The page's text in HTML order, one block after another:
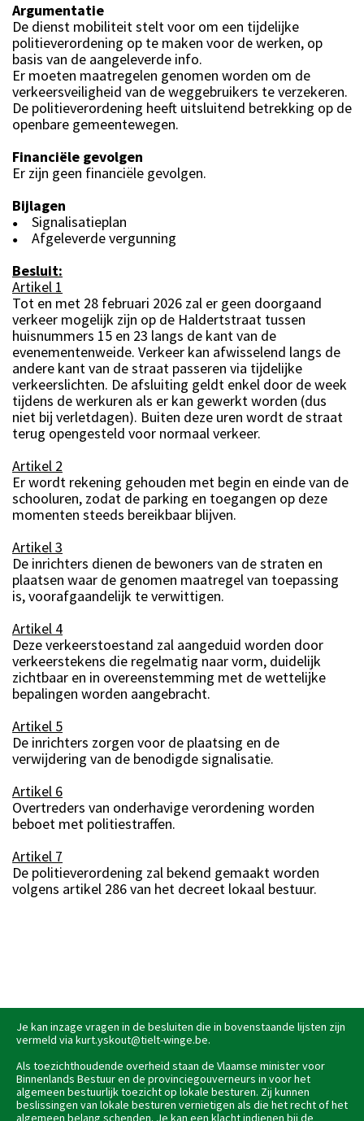
Argumentatie
De dienst mobiliteit stelt voor om een tijdelijke
politieverordening op te maken voor de werken, op
basis van de aangeleverde info.
Er moeten maatregelen genomen worden om de
verkeersveiligheid van de weggebruikers te verzekeren.
De politieverordening heeft uitsluitend betrekking op de
openbare gemeentewegen.
Financiële gevolgen
Er zijn geen financiële gevolgen.
Bijlagen
● Signalisatieplan
●
Afgeleverde vergunning
Besluit:
Artikel 1
Tot en met 28 februari 2026 zal er geen doorgaand
verkeer mogelijk zijn op de Haldertstraat tussen
huisnummers 15 en 23 langs de kant van de
evenementenweide. Verkeer kan afwisselend langs de
andere kant van de straat passeren via tijdelijke
verkeerslichten. De afsluiting geldt enkel door de week
tijdens de werkuren als er kan gewerkt worden (dus
niet bij verletdagen). Buiten deze uren wordt de straat
terug opengesteld voor normaal verkeer.
Artikel 2
Er wordt rekening gehouden met begin en einde van de
schooluren, zodat de parking en toegangen op deze
momenten steeds bereikbaar blijven.
Artikel 3
De inrichters dienen de bewoners van de straten en
plaatsen waar de genomen maatregel van toepassing
is, voorafgaandelijk te verwittigen.
Artikel 4
Deze verkeerstoestand zal aangeduid worden door
verkeerstekens die regelmatig naar vorm, duidelijk
zichtbaar en in overeenstemming met de wettelijke
bepalingen worden aangebracht.
Artikel 5
De inrichters zorgen voor de plaatsing en de
verwijdering van de benodigde signalisatie.
Artikel 6
Overtreders van onderhavige verordening worden
beboet met politiestraffen.
Artikel 7
De politieverordening zal bekend gemaakt worden
volgens artikel 286 van het decreet lokaal bestuur.